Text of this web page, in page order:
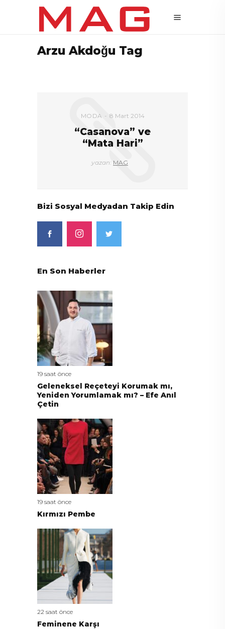
Arzu Akdoğu Tag
MODA 8 Mart 2014
“Casanova” ve
“Mata Hari”
yazan: MAG
Bizi Sosyal Medyadan Takip Edin
En Son Haberler
19 saat önce
Geleneksel Reçeteyi Korumak mı,
Yeniden Yorumlamak mı? – Efe Anıl
Çetin
19 saat önce
Kırmızı Pembe
22 saat önce
Feminene Karşı